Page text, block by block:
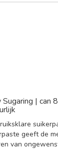
| can
geeft de
van